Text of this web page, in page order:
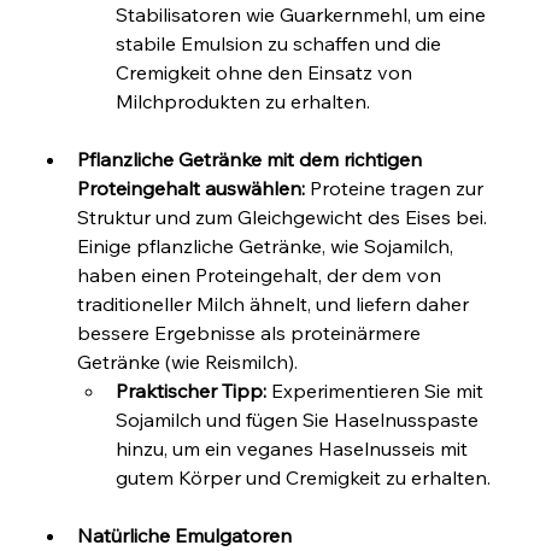
Stabilisatoren wie Guarkernmehl, um eine
stabile Emulsion zu schaffen und die
Cremigkeit ohne den Einsatz von
Milchprodukten zu erhalten.
Pflanzliche Getränke mit dem richtigen
Proteingehalt auswählen: Proteine tragen zur
Struktur und zum Gleichgewicht des Eises bei.
Einige pflanzliche Getränke, wie Sojamilch,
haben einen Proteingehalt, der dem von
traditioneller Milch ähnelt, und liefern daher
bessere Ergebnisse als proteinärmere
Getränke (wie Reismilch).
Praktischer Tipp: Experimentieren Sie mit
Sojamilch und fügen Sie Haselnusspaste
hinzu, um ein veganes Haselnusseis mit
gutem Körper und Cremigkeit zu erhalten.
Natürliche Emulgatoren